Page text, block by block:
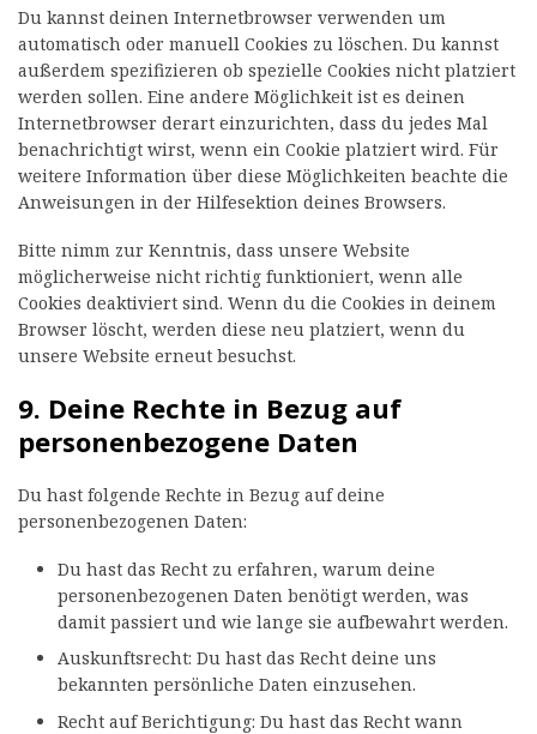
Du kannst deinen Internetbrowser verwenden um
automatisch oder manuell Cookies zu löschen. Du kannst
außerdem spezifizieren ob spezielle Cookies nicht platziert
werden sollen. Eine andere Möglichkeit ist es deinen
Internetbrowser derart einzurichten, dass du jedes Mal
benachrichtigt wirst, wenn ein Cookie platziert wird. Für
weitere Information über diese Möglichkeiten beachte die
Anweisungen in der Hilfesektion deines Browsers.
Bitte nimm zur Kenntnis, dass unsere Website
möglicherweise nicht richtig funktioniert, wenn alle
Cookies deaktiviert sind. Wenn du die Cookies in deinem
Browser löscht, werden diese neu platziert, wenn du
unsere Website erneut besuchst.
9. Deine Rechte in Bezug auf
personenbezogene Daten
Du hast folgende Rechte in Bezug auf deine
personenbezogenen Daten:
Du hast das Recht zu erfahren, warum deine
personenbezogenen Daten benötigt werden, was
damit passiert und wie lange sie aufbewahrt werden.
Auskunftsrecht: Du hast das Recht deine uns
bekannten persönliche Daten einzusehen.
Recht auf Berichtigung: Du hast das Recht wann